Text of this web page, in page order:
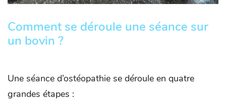
Comment se déroule une séance sur
un bovin ?
Une séance d’ostéopathie se déroule en quatre
grandes étapes :